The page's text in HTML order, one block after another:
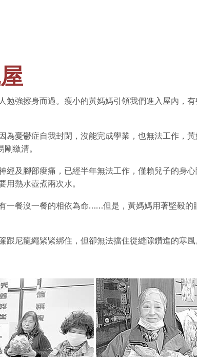
勉強擦身而過。瘦小的黃媽媽引領我們進入屋內，
為憂鬱症自我封閉，沒能完成學業，也無法工作，
繳清。
經及腳部痠痛，已經半年無法工作，僅賴兒子的身
熱水壺煮兩次水。
一餐沒一餐的相依為命……但是，黃媽媽用著堅毅的
尼龍繩緊緊綁住，但卻無法擋住從縫隙鑽進的寒風